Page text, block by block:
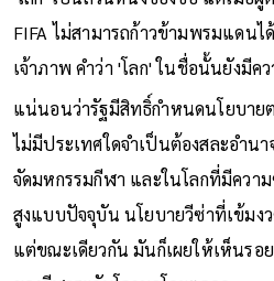
FIFA ไม่สามารถก้าวข้ามพรมแดนไ
เจ้าภาพ คำว่า 'โลก' ในชื่อนั้นยังมีค
แน่นอนว่ารัฐมีสิทธิ์กำหนดนโยบายต
ไม่มีประเทศใดจำเป็นต้องสละอำน
จัดมหกรรมกีฬา และในโลกที่มีควา
สูงแบบปัจจุบัน นโยบายวีซ่าที่เข้มง
แต่ขณะเดียวกัน มันก็เผยให้เห็นร